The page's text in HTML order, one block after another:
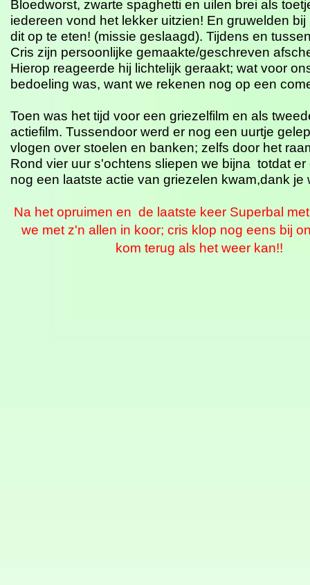
Bloedworst, zwarte spaghetti en uilen brei als
iedereen vond het lekker uitzien! En gruwelden bij
dit op te eten! (missie geslaagd). Tijdens en
Cris zijn persoonlijke gemaakte/geschreven
Hierop reageerde hij lichtelijk geraakt; wat voor
bedoeling was, want we rekenen nog op een
Toen was het tijd voor een griezelfilm en als
actiefilm. Tussendoor werd er nog een uurtje
vlogen over stoelen en banken; zelfs door het
Rond vier uur s'ochtens sliepen we bijna totdat er
nog een laatste actie van griezelen kwam,dank je
Na het opruimen en de laatste keer Superbal
we met z'n allen in koor; cris klop nog eens bij
kom terug als het weer kan!!